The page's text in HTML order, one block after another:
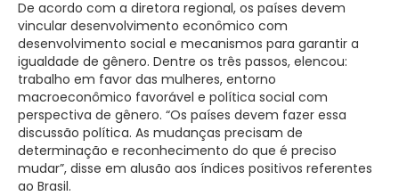
De acordo com a diretora regional, os países devem
vincular desenvolvimento econômico com
desenvolvimento social e mecanismos para garantir a
igualdade de gênero. Dentre os três passos, elencou:
trabalho em favor das mulheres, entorno
macroeconômico favorável e política social com
perspectiva de gênero. “Os países devem fazer essa
discussão política. As mudanças precisam de
determinação e reconhecimento do que é preciso
mudar”, disse em alusão aos índices positivos referentes
ao Brasil.